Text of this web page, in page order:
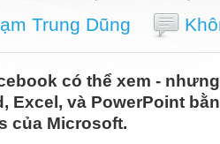
Trung Dũng
có thể xem -
Excel, và PowerPoint
của Microsoft.